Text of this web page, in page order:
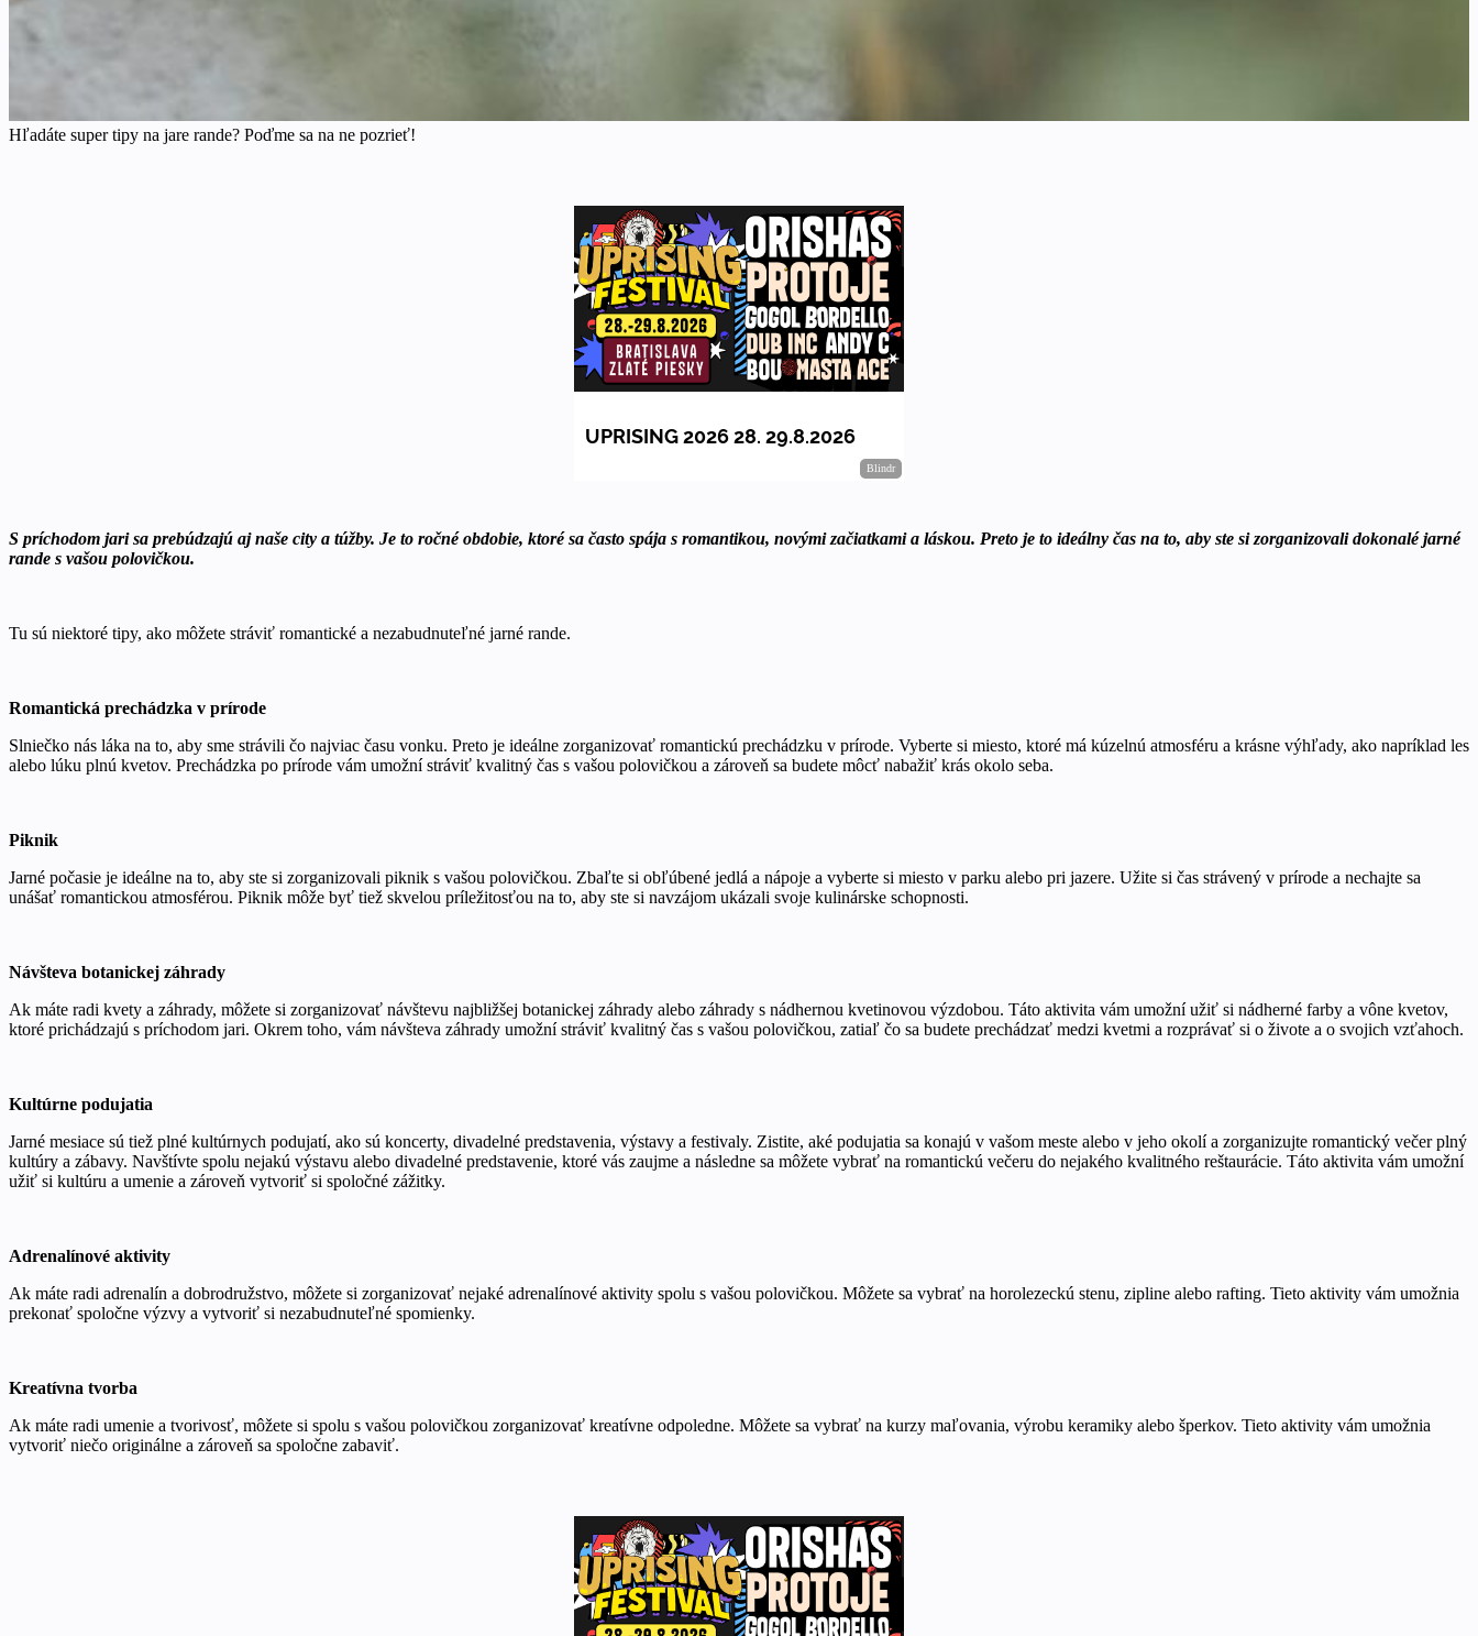
Hľadáte super tipy na jare rande? Poďme sa na ne pozrieť!
S príchodom jari sa prebúdzajú aj naše city a túžby. Je to ročné obdobie, ktoré sa často spája s romantikou, novými začiatkami a láskou. Preto je to ideálny čas na to, aby ste si zorganizovali dokonalé jarné
rande s vašou polovičkou.
Tu sú niektoré tipy, ako môžete stráviť romantické a nezabudnuteľné jarné rande.
Romantická prechádzka v prírode
Slniečko nás láka na to, aby sme strávili čo najviac času vonku. Preto je ideálne zorganizovať romantickú prechádzku v prírode. Vyberte si miesto, ktoré má kúzelnú atmosféru a krásne výhľady, ako napríklad les
alebo lúku plnú kvetov. Prechádzka po prírode vám umožní stráviť kvalitný čas s vašou polovičkou a zároveň sa budete môcť nabažiť krás okolo seba.
Piknik
Jarné počasie je ideálne na to, aby ste si zorganizovali piknik s vašou polovičkou. Zbaľte si obľúbené jedlá a nápoje a vyberte si miesto v parku alebo pri jazere. Užite si čas strávený v prírode a nechajte sa
unášať romantickou atmosférou. Piknik môže byť tiež skvelou príležitosťou na to, aby ste si navzájom ukázali svoje kulinárske schopnosti.
Návšteva botanickej záhrady
Ak máte radi kvety a záhrady, môžete si zorganizovať návštevu najbližšej botanickej záhrady alebo záhrady s nádhernou kvetinovou výzdobou. Táto aktivita vám umožní užiť si nádherné farby a vône kvetov,
ktoré prichádzajú s príchodom jari. Okrem toho, vám návšteva záhrady umožní stráviť kvalitný čas s vašou polovičkou, zatiaľ čo sa budete prechádzať medzi kvetmi a rozprávať si o živote a o svojich vzťahoch.
Kultúrne podujatia
Jarné mesiace sú tiež plné kultúrnych podujatí, ako sú koncerty, divadelné predstavenia, výstavy a festivaly. Zistite, aké podujatia sa konajú v vašom meste alebo v jeho okolí a zorganizujte romantický večer plný
kultúry a zábavy. Navštívte spolu nejakú výstavu alebo divadelné predstavenie, ktoré vás zaujme a následne sa môžete vybrať na romantickú večeru do nejakého kvalitného reštaurácie. Táto aktivita vám umožní
užiť si kultúru a umenie a zároveň vytvoriť si spoločné zážitky.
Adrenalínové aktivity
Ak máte radi adrenalín a dobrodružstvo, môžete si zorganizovať nejaké adrenalínové aktivity spolu s vašou polovičkou. Môžete sa vybrať na horolezeckú stenu, zipline alebo rafting. Tieto aktivity vám umožnia
prekonať spoločne výzvy a vytvoriť si nezabudnuteľné spomienky.
Kreatívna tvorba
Ak máte radi umenie a tvorivosť, môžete si spolu s vašou polovičkou zorganizovať kreatívne odpoledne. Môžete sa vybrať na kurzy maľovania, výrobu keramiky alebo šperkov. Tieto aktivity vám umožnia
vytvoriť niečo originálne a zároveň sa spoločne zabaviť.